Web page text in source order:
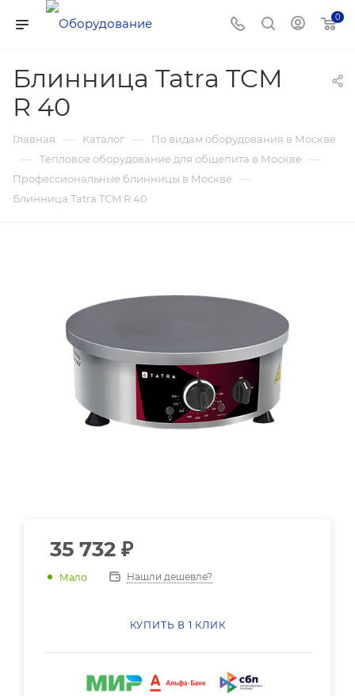
0
Блинница Tatra TCM
R 40
Главная — Каталог — По видам оборудования в Москве
— Тепловое оборудование для общепита в Москве —
Профессиональные блинницы в Москве —
Блинница Tatra TCM R 40
35 732 ₽
Мало Нашли дешевле?
КУПИТЬ В 1 КЛИК